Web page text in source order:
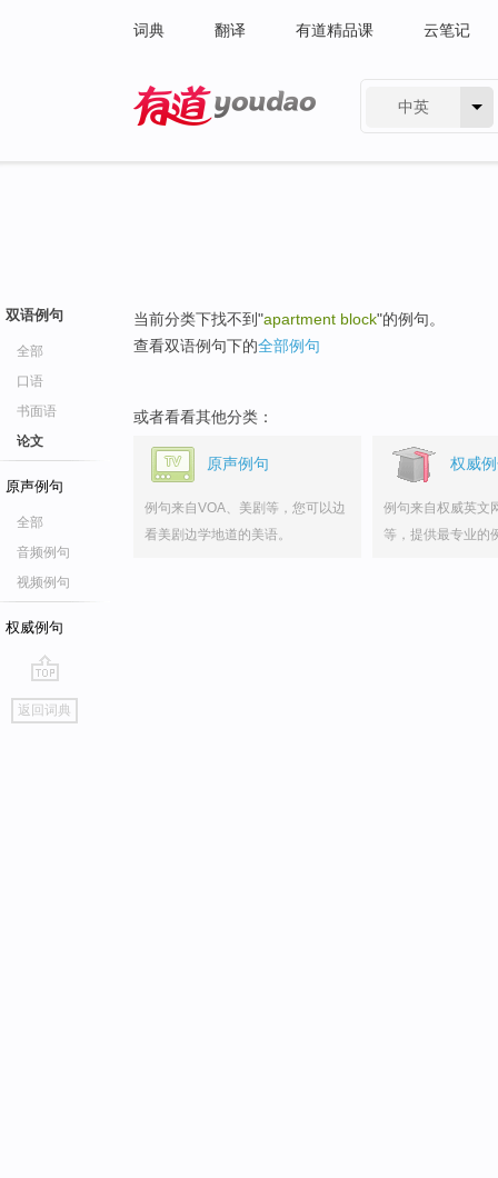
词典 翻译 有道精品课 云笔记
中英
双语例句
全部
口语
书面语
论文
原声例句
全部
音频例句
视频例句
权威例句
go
top
返回词典
当前分类下找不到"apartment block"的例句。
查看双语例句下的全部例句
或者看看其他分类：
原声例句
例句来自VOA、美剧等，您可以边
看美剧边学地道的美语。
权威
例句来自权威英文
等，提供最专业的